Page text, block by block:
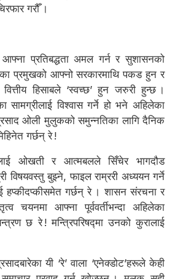
गरौँ ।
प्रतिबद्धता अमल गर्न र सुशासनको
प्रमुखको आफ्नो सरकारमाथि पकड हुन र
हिसाबले ‘स्वच्छ’ हुन जरुरी हुन्छ ।
सामग्रीलाई विश्वास गर्ने हो भने अहिलेका
ओली मुलुकको समुन्नतिका लागि दैनिक
गर्छन् रे !
ओखती र आत्मबलले सिँचेर भागदौड
विषयवस्तु बुझ्ने, फाइल राम्ररी अध्ययन गर्ने
हप्कीदप्कीसमेत गर्छन् रे । शासन संरचना र
चयनमा आफ्ना पूर्ववर्तीभन्दा अहिलेका
छ रे ! मन्त्रिपरिषद्मा उनको कुरालाई
यी ‘रे’ वाला ‘एनेक्डोट’हरूले केही